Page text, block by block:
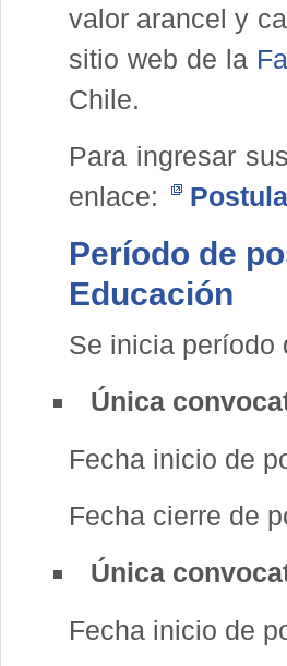
valor arancel y
sitio web de la
Chile.
Para ingresar
enlace:
Período de
Educación
Se inicia período
Única
Fecha inicio de
Fecha cierre de
Única
Fecha inicio de